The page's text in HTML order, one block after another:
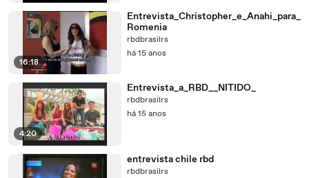
16:18
Entrevista_Christopher_e_Anahi_para_
Romenia
rbdbrasilrs
há 15 anos
4:20
Entrevista_a_RBD__NITIDO_
rbdbrasilrs
há 15 anos
entrevista chile rbd
rbdbrasilrs